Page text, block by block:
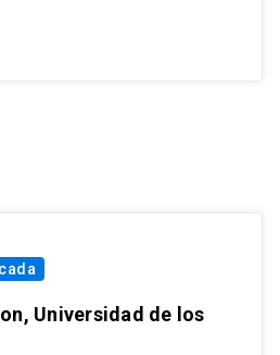
Universidad de los